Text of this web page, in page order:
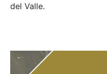
del Valle.